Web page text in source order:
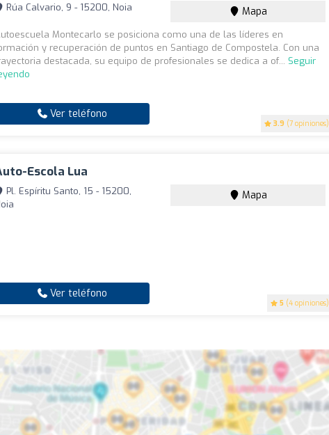
3.9 (7 opiniones)
Rúa Calvario, 9 - 15200, Noia Mapa
Montecarlo se posiciona como una de las líderes en
y recuperación de puntos en Santiago de Compostela. Con una
destacada, su equipo de profesionales se dedica a of... Seguir
Ver teléfono
Escola Lua
5 (4 opiniones)
Pl. Espíritu Santo, 15 - 15200,
Mapa
Ver teléfono